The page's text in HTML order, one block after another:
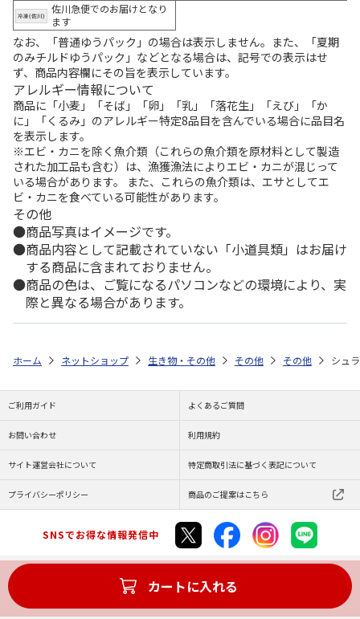
佐川急便でのお届けとなり
ます
なお、「普通ゆうパック」の場合は表示しません。また、「夏期
のみチルドゆうパック」などとなる場合は、記号での表示はせ
ず、商品内容欄にその旨を表示しています。
アレルギー情報について
商品に「小麦」「そば」「卵」「乳」「落花生」「えび」「か
に」「くるみ」のアレルギー特定8品目を含んでいる場合に品目名
を表示します。
※エビ・カニを除く魚介類（これらの魚介類を原材料として製造
された加工品も含む）は、漁獲漁法によりエビ・カニが混じって
いる場合があります。 また、これらの魚介類は、エサとしてエ
ビ・カニを食べている可能性があります。
その他
商品写真はイメージです。
商品内容として記載されていない「小道具類」はお届け
する商品に含まれておりません。
商品の色は、ご覧になるパソコンなどの環境により、実
際と異なる場合があります。
カートに入れる
ホーム ネットショップ 生き物・その他 その他 その他 シュ
ご利用ガイド よくあるご質問
お問い合わせ 利用規約
サイト運営会社について 特定商取引法に基づく表記について
プライバシーポリシー 商品のご提案はこちら
SNSでお得な情報発信中